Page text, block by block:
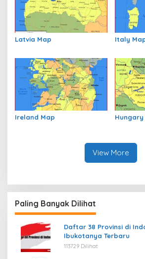
Latvia Map Italy
Ireland Map Hungary
View More
Paling Banyak Dilihat
Daftar 38 Provinsi di
Ibukotanya Terbaru
113729 Dilihat